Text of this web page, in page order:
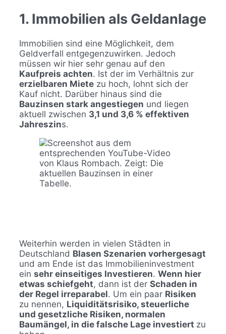
1. Immobilien als Geldanlage
Immobilien sind eine Möglichkeit, dem
Geldverfall entgegenzuwirken. Jedoch
müssen wir hier sehr genau auf den
Kaufpreis achten. Ist der im Verhältnis zur
erzielbaren Miete zu hoch, lohnt sich der
Kauf nicht. Darüber hinaus sind die
Bauzinsen stark angestiegen und liegen
aktuell zwischen 3,1 und 3,6 % effektiven
Jahreszins.
Weiterhin werden in vielen Städten in
Deutschland Blasen Szenarien vorhergesagt
und am Ende ist das Immobilieninvestment
ein sehr einseitiges Investieren. Wenn hier
etwas schiefgeht, dann ist der Schaden in
der Regel irreparabel. Um ein paar Risiken
zu nennen, Liquiditätsrisiko, steuerliche
und gesetzliche Risiken, normalen
Baumängel, in die falsche Lage investiert zu